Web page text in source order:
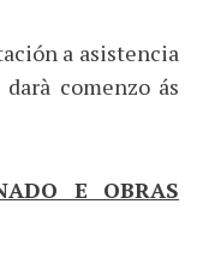
a asistencia
comenzo ás
E OBRAS